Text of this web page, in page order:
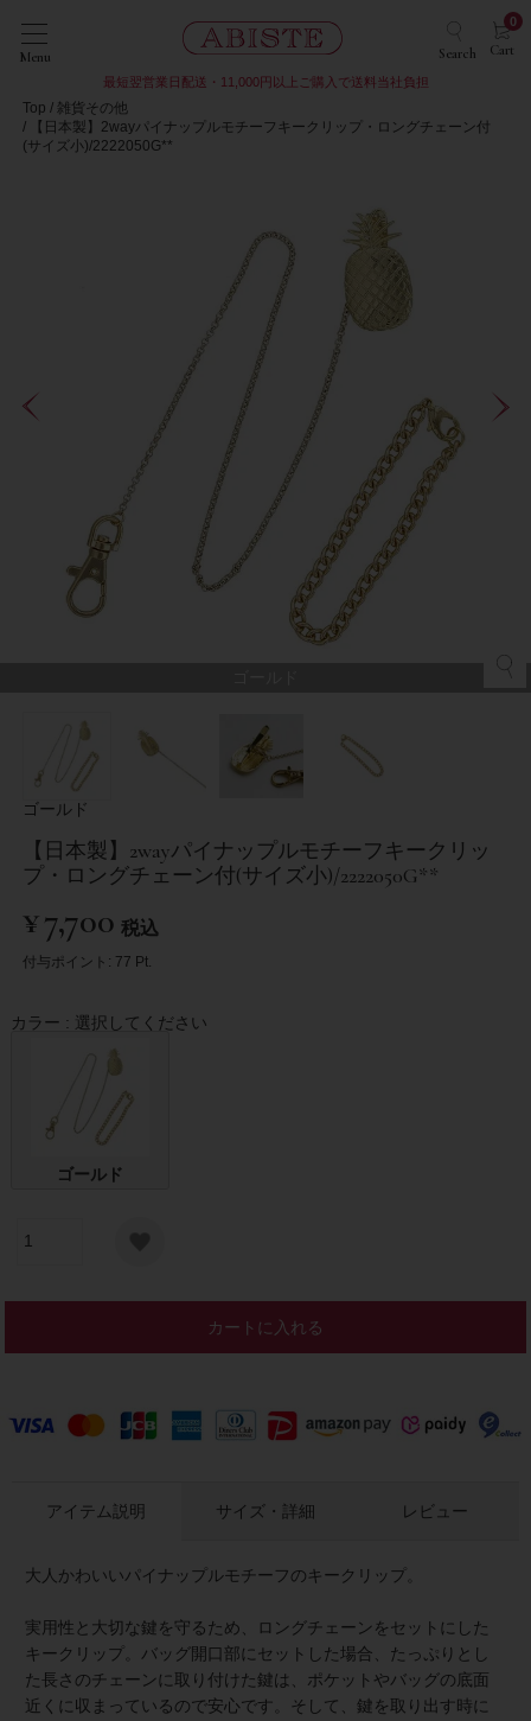
Menu Search Cart
0
最短翌営業日配送・11,000円以上ご購入で送料当社負担
Top
雑貨その他
【日本製】2wayパイナップルモチーフキークリップ・ロングチェーン付
(サイズ小)/2222050G**
ゴールド
【日本製】2wayパイナップルモチーフキークリッ
プ・ロングチェーン付(サイズ小)/2222050G**
¥7,700 税込
付与ポイント: 77 Pt.
カラー 選択してください
ゴールド
カートに入れる
アイテム説明
大人かわいいパイナップルモチーフのキークリップ。
実用性と大切な鍵を守るため、ロングチェーンをセットにした
キークリップ。バッグ開口部にセットした場合、たっぷりとし
た長さのチェーンに取り付けた鍵は、ポケットやバッグの底面
近くに収まっているので安心です。そして、鍵を取り出す時に
サイズ・詳細 レビュー